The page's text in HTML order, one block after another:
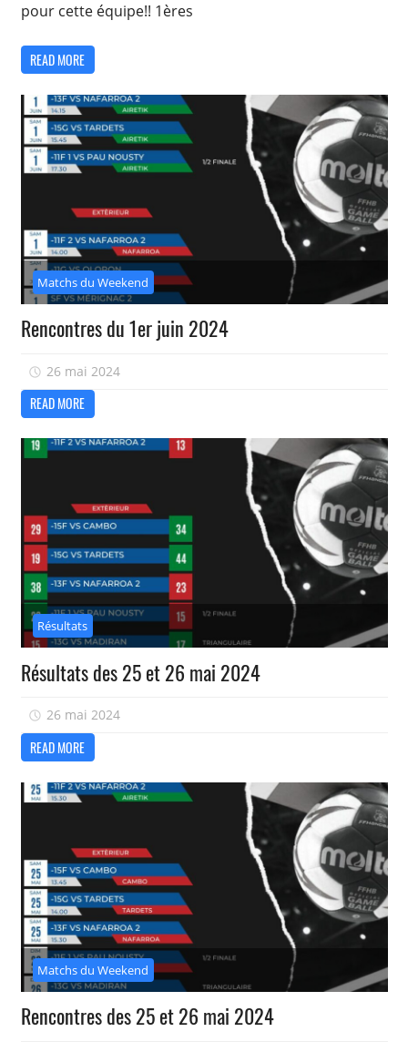
pour cette équipe!! 1ères
READ MORE
Matchs du Weekend
Rencontres du 1er juin 2024
26 mai 2024
READ MORE
Résultats
Résultats des 25 et 26 mai 2024
26 mai 2024
READ MORE
Matchs du Weekend
Rencontres des 25 et 26 mai 2024